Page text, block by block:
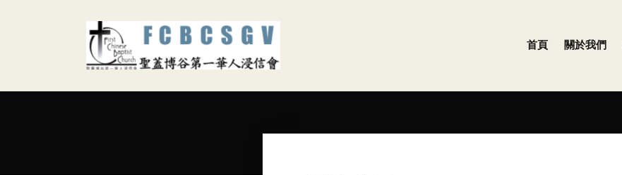
首頁 關於我們